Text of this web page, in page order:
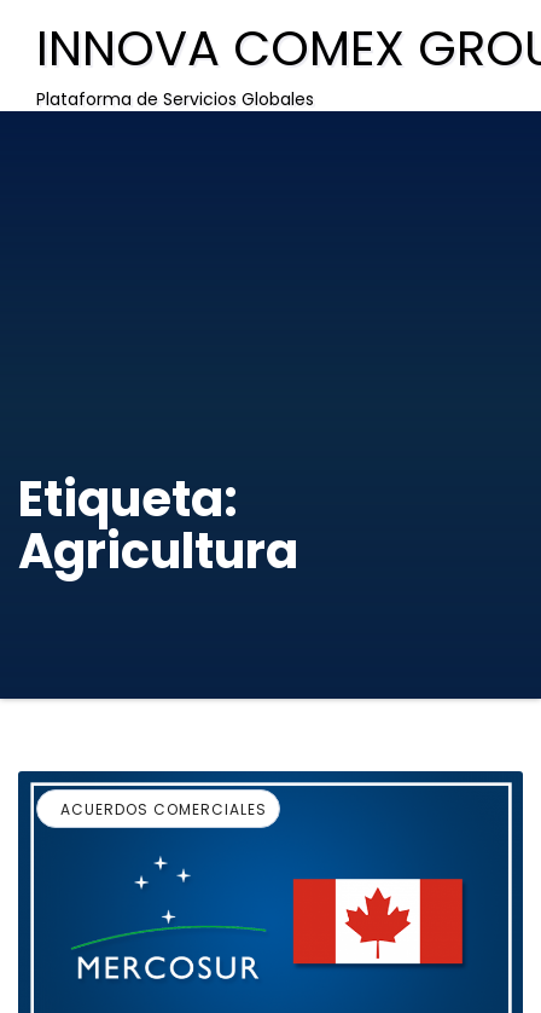
INNOVA COMEX
Plataforma de Servicios Globales
Etiqueta:
Agricultura
ACUERDOS COMERCIALES